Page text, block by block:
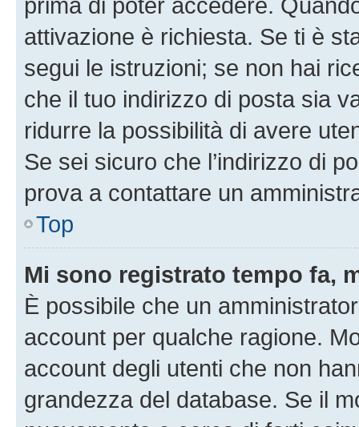
attivazione è richiesta. Se ti è
segui le istruzioni; se non hai
che il tuo indirizzo di posta sia
ridurre la possibilità di avere
Se sei sicuro che l’indirizzo di
prova a contattare un
Top
Mi sono registrato tempo fa,
È possibile che un
account per qualche ragione.
account degli utenti che non
grandezza del database. Se il